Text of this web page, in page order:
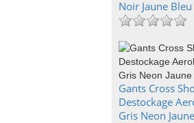
Noir Jaune
Gants Cross
Destockage
Gris Neon